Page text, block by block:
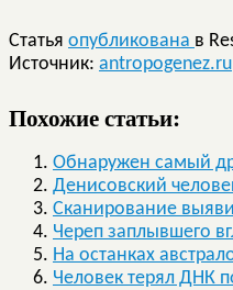
Статья опубликована в
Источник: antropogenez.ru
Похожие статьи:
Обнаружен самый
Денисовский
Сканирование
Череп заплывшего
На останках
Человек терял ДНК